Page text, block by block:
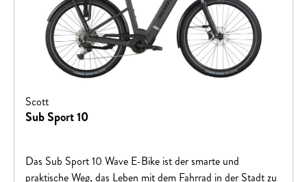
Scott
Sub Sport 10
Das Sub Sport 10 Wave E-Bike ist der smarte und
praktische Weg, das Leben mit dem Fahrrad in der Stadt zu